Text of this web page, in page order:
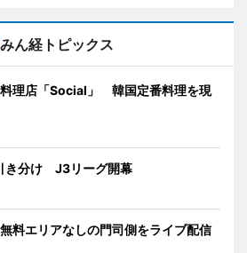
みん経トピックス
理店「Social」 韓国定番料理を現
き分け J3リーグ開幕
料エリアなしの門司側をライブ配信